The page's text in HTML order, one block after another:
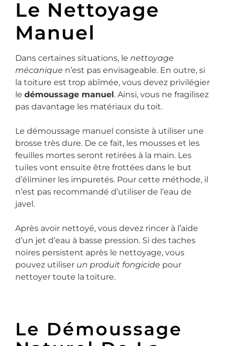
Le Nettoyage
Manuel
Dans certaines situations, le nettoyage
mécanique n’est pas envisageable. En outre, si
la toiture est trop abîmée, vous devez privilégier
le démoussage manuel. Ainsi, vous ne fragilisez
pas davantage les matériaux du toit.
Le démoussage manuel consiste à utiliser une
brosse très dure. De ce fait, les mousses et les
feuilles mortes seront retirées à la main. Les
tuiles vont ensuite être frottées dans le but
d’éliminer les impuretés. Pour cette méthode, il
n’est pas recommandé d’utiliser de l’eau de
javel.
Après avoir nettoyé, vous devez rincer à l’aide
d’un jet d’eau à basse pression. Si des taches
noires persistent après le nettoyage, vous
pouvez utiliser un produit fongicide pour
nettoyer toute la toiture.
Le Démoussage